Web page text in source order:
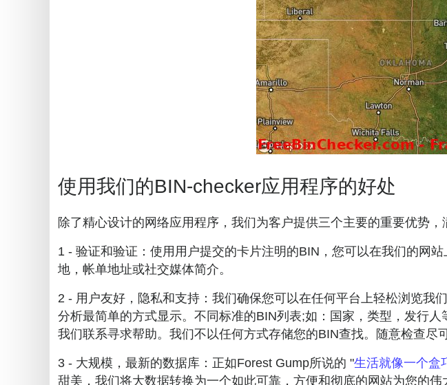
使用我们的BIN-checker应用程序的好处
除了精心设计的网络应用程序，我们为客户提供三个主要的重要优势，
1 - 验证和验证：使用用户提交的卡片注明的BIN，您可以在我们的网
地，帐单地址或社交媒体简介。
2 - 用户友好，隐私和支持：我们确保您可以在任何平台上轻松浏览我
分析最简单的方式显示。不同标准的BIN列表;如：国家，类型，发行
我们联系寻求帮助。我们不以任何方式存储您的BIN查找。随意检查尽
3 - 大规模，最新的数据库：正如Forest Gump所说的 "生活就像一个盒
甜美，我们将大数据转换为一个如此可靠，方便和彻底的网站为您的